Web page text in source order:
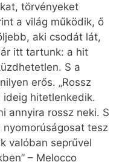
törvényeket
a világ működik, ő
aki csodát lát,
itt tartunk: a hit
S a
erős. „Rossz
ideig hitetlenkedik.
annyira rossz neki. S
nyomorúságosat tesz
valóban seprűvel
– Melocco